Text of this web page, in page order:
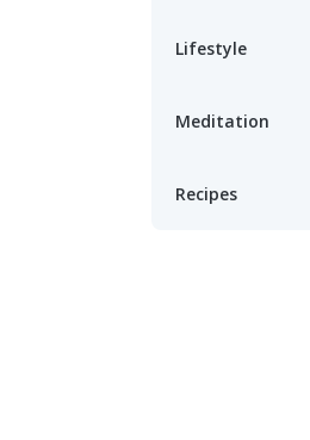
Lifestyle
Meditation
Recipes